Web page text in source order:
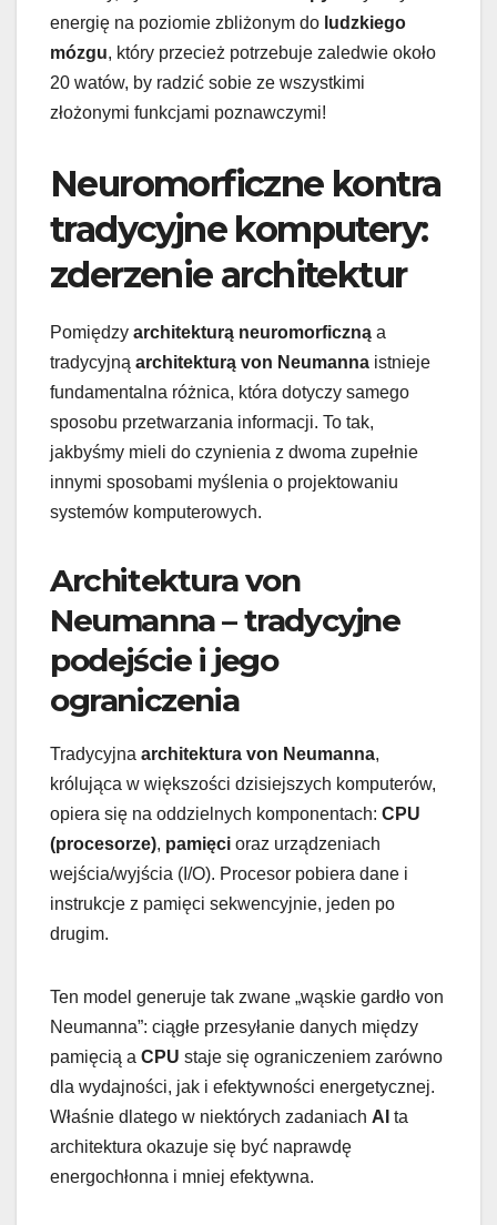
energię na poziomie zbliżonym do ludzkiego
mózgu, który przecież potrzebuje zaledwie około
20 watów, by radzić sobie ze wszystkimi
złożonymi funkcjami poznawczymi!
Neuromorficzne kontra
tradycyjne komputery:
zderzenie architektur
Pomiędzy architekturą neuromorficzną a
tradycyjną architekturą von Neumanna istnieje
fundamentalna różnica, która dotyczy samego
sposobu przetwarzania informacji. To tak,
jakbyśmy mieli do czynienia z dwoma zupełnie
innymi sposobami myślenia o projektowaniu
systemów komputerowych.
Architektura von
Neumanna – tradycyjne
podejście i jego
ograniczenia
Tradycyjna architektura von Neumanna,
królująca w większości dzisiejszych komputerów,
opiera się na oddzielnych komponentach: CPU
(procesorze), pamięci oraz urządzeniach
wejścia/wyjścia (I/O). Procesor pobiera dane i
instrukcje z pamięci sekwencyjnie, jeden po
drugim.
Ten model generuje tak zwane „wąskie gardło von
Neumanna”: ciągłe przesyłanie danych między
pamięcią a CPU staje się ograniczeniem zarówno
dla wydajności, jak i efektywności energetycznej.
Właśnie dlatego w niektórych zadaniach AI ta
architektura okazuje się być naprawdę
energochłonna i mniej efektywna.